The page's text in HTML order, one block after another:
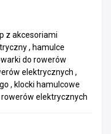
z akcesoriami
, hamulce
do rowerów
elektrycznych ,
, klocki hamulcowe
elektrycznych